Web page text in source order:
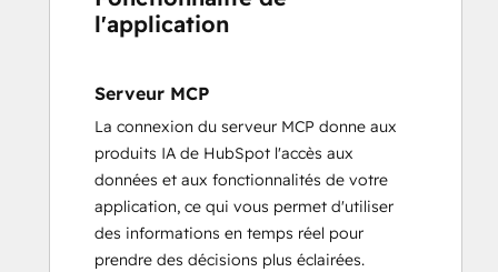
l'application
Serveur MCP
La connexion du serveur MCP donne aux
produits IA de HubSpot l'accès aux
données et aux fonctionnalités de votre
application, ce qui vous permet d'utiliser
des informations en temps réel pour
prendre des décisions plus éclairées.